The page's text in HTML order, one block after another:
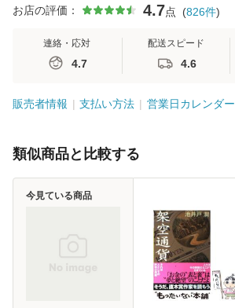
お店の評価： 4.7点 (826件)
連絡・応対
4.7
配送スピード
4.6
販売者情報 支払い方法 営業日カレンダー
類似商品と比較する
今見ている商品